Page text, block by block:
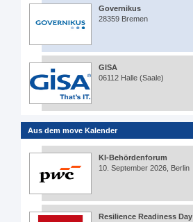
Governikus
28359 Bremen
GISA
06112 Halle (Saale)
Aus dem move Kalender
KI-Behördenforum
10. September 2026, Berlin
Resilience Readiness Day